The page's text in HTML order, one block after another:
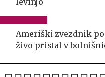
Ameriški zvezdnik
živo pristal v